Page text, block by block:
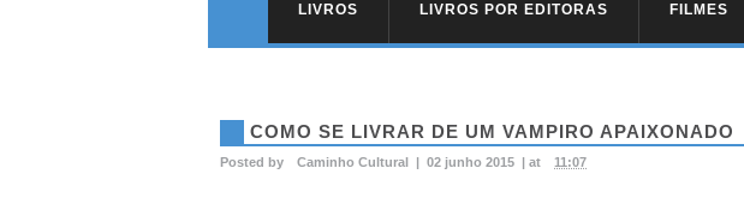
LIVROS LIVROS POR EDITORAS FILMES
COMO SE LIVRAR DE UM VAMPIRO APAIXONADO
Posted by Caminho Cultural | 02 junho 2015 | at 11:07